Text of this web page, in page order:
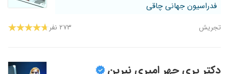
یک ماه نشده اما وزنم تغییر کرده
۱۴۰۱/۰۶/۰۹
فدراسیون جهانی چاقی
تجریش ۲۷۳ نفر
دکتر پری چهر امیری نبرین